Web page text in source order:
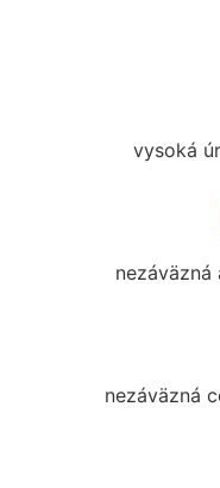
vysoká
nezáväzná